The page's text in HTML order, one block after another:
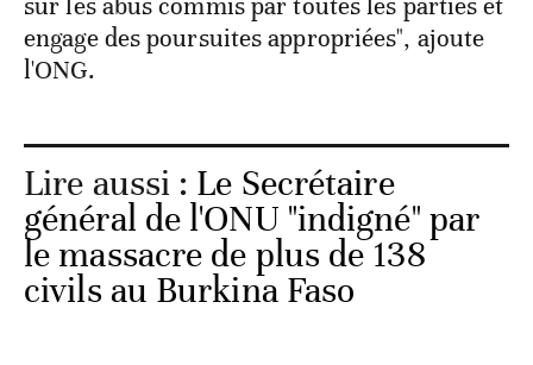
sur les abus commis par toutes les parties et
engage des poursuites appropriées", ajoute
l'ONG.
Lire aussi : Le Secrétaire
général de l'ONU "indigné" par
le massacre de plus de 138
civils au Burkina Faso